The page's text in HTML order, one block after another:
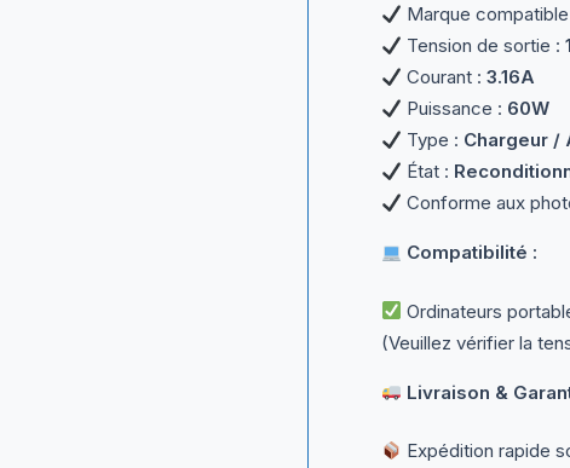
Marque
Tension de sortie :
Courant : 3.16A
Puissance : 60W
Type : Chargeur /
État :
Conforme aux
Compatibilité :
Ordinateurs
(Veuillez vérifier la
Livraison &
Expédition rapide